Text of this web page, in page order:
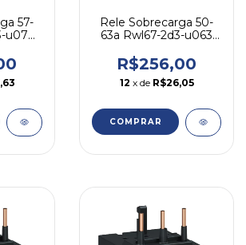
57-
u070
Rele Sobrecarga 50-
63a Rwl67-2d3-u063
R$256,00
12 x de R$26,05
COMPRAR